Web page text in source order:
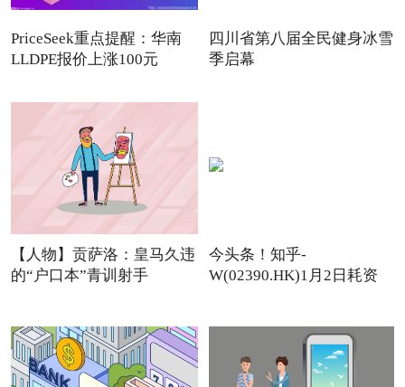
PriceSeek重点提醒：华南
LLDPE报价上涨100元
四川省第八届全民健身冰雪
季启幕
【人物】贡萨洛：皇马久违
的“户口本”青训射手
今头条！知乎-
W(02390.HK)1月2日耗资